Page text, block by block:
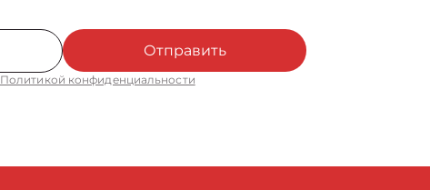
Отправить
Политикой конфиденциальности